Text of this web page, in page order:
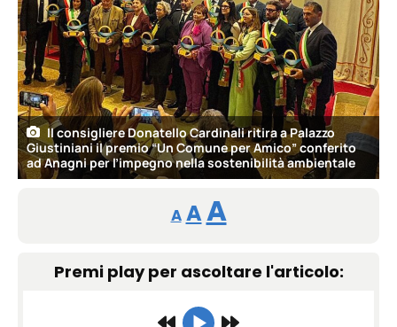
Il consigliere Donatello Cardinali ritira a Palazzo
Giustiniani il premio “Un Comune per Amico” conferito
ad Anagni per l’impegno nella sostenibilità ambientale
A
Reducir
tamaño
fuente.
A Restablecer
de
fuente
AAumentar
tamaño
Premi play per ascoltare l'articolo: